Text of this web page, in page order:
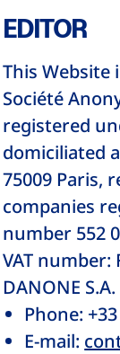
EDITOR
This Website
Société
registered
domiciliated
75009 Paris,
companies
number 552
VAT number:
DANONE
Phone:
E-mail: